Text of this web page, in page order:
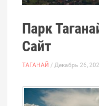
Парк
Сайт
ТАГАНАЙ / Декабрь 26,